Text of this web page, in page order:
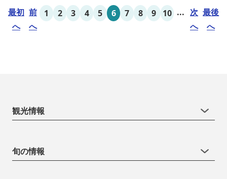
最初
へ
前
へ
1 2 3 4 5 6 7 8 9 10 ... 次
へ
最後
へ
観光情報
旬の情報